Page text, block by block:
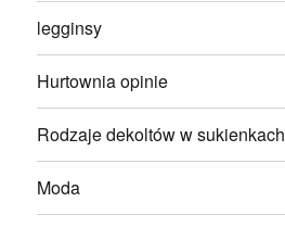
legginsy
Hurtownia opinie
Rodzaje dekoltów w sukienkach
Moda